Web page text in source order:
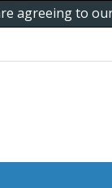
agreeing to